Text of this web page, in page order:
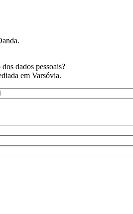
dados pessoais?
em Varsóvia.